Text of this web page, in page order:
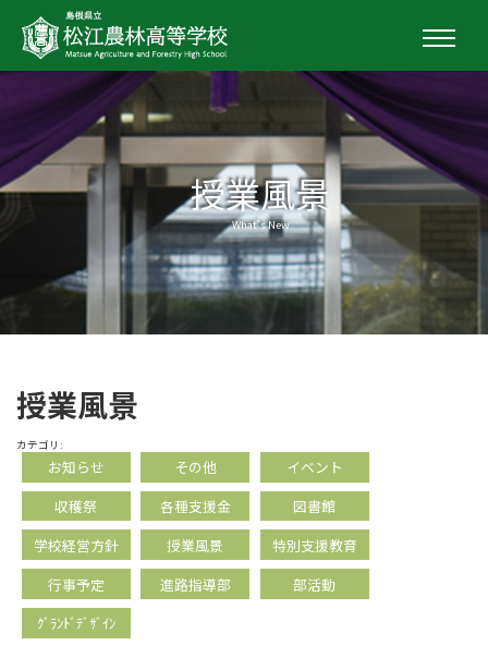
授業風景
What's New
授業風景
カテゴリ:
お知らせ その他
イベント
収穫祭
各種支援金
図書館
学校経営方針
授業風景
特別支援教育
行事予定
進路指導部
部活動
ｸﾞﾗﾝﾄﾞﾃﾞｻﾞｲﾝ